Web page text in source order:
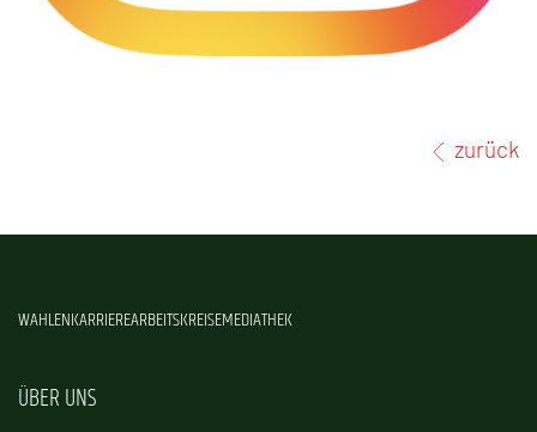
zurück
WAHLENKARRIEREARBEITSKREISEMEDIATHEK
ÜBER UNS